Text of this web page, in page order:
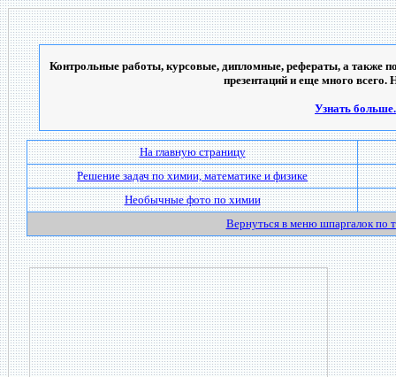
Контрольные работы, курсовые, дипломные, рефераты, а также
презентаций и еще много всего.
Узнать
На главную страницу
Решение задач по химии, математике и физике
Необычные фото по химии
Вернуться в меню шпаргалок по